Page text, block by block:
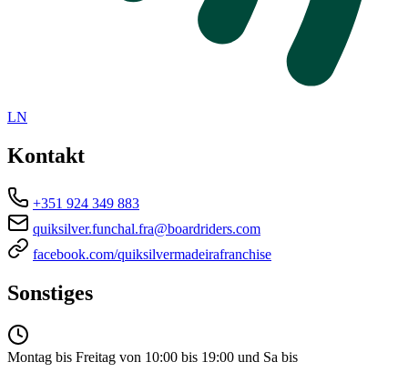
LN
Kontakt
+351 924 349 883
quiksilver.funchal.fra@boardriders.com
facebook.com/quiksilvermadeirafranchise
Sonstiges
Montag bis Freitag von 10:00 bis 19:00 und Sa bis